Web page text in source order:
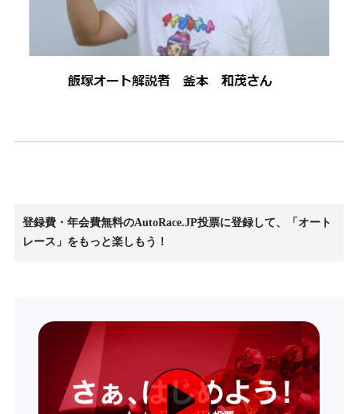
登録費・年会費無料のAutoRace.JP投票に登録して、「オート
レース」をもっと楽しもう！